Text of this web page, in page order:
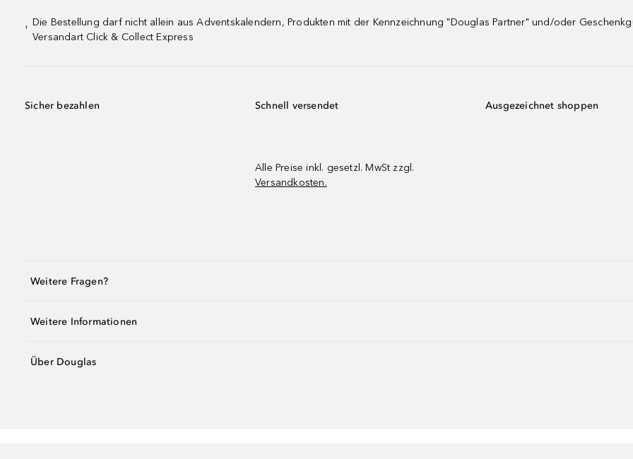
¹
Die Bestellung darf nicht allein aus Adventskalendern, Produkten mit der Kennzeichnung "Douglas Partner" und/oder
Versandart Click & Collect Express
Sicher bezahlen Schnell versendet
Alle Preise inkl. gesetzl. MwSt zzgl.
Versandkosten.
Ausgezeichnet shoppen
Weitere Fragen?
Weitere Informationen
Über Douglas